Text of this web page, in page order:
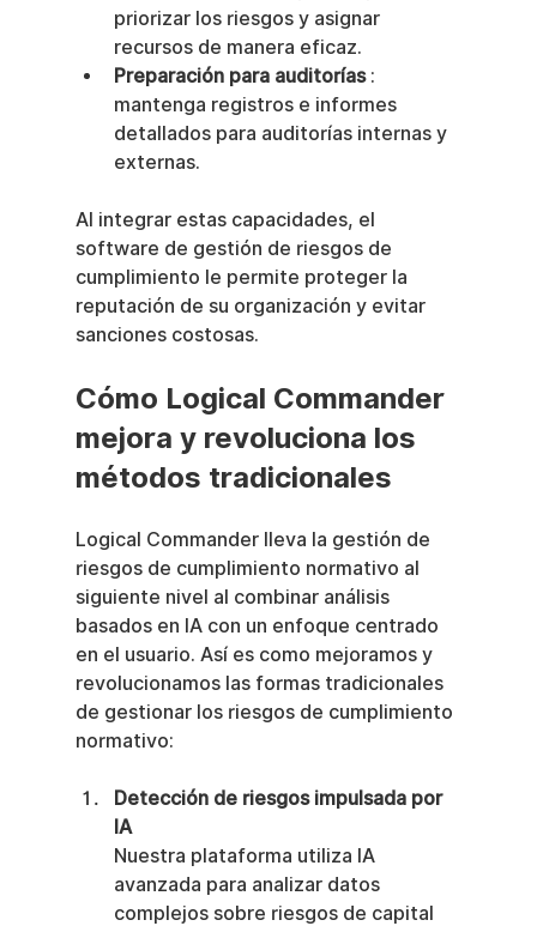
priorizar los riesgos y asignar
recursos de manera eficaz.
Preparación para auditorías :
mantenga registros e informes
detallados para auditorías internas y
externas.
Al integrar estas capacidades, el
software de gestión de riesgos de
cumplimiento le permite proteger la
reputación de su organización y evitar
sanciones costosas.
Cómo Logical Commander
mejora y revoluciona los
métodos tradicionales
Logical Commander lleva la gestión de
riesgos de cumplimiento normativo al
siguiente nivel al combinar análisis
basados en IA con un enfoque centrado
en el usuario. Así es como mejoramos y
revolucionamos las formas tradicionales
de gestionar los riesgos de cumplimiento
normativo:
Detección de riesgos impulsada por
IA
Nuestra plataforma utiliza IA
avanzada para analizar datos
complejos sobre riesgos de capital